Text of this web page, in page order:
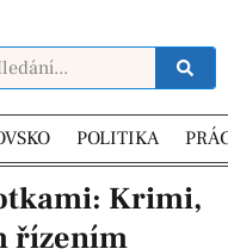
POLITIKA
Krimi,
řízením